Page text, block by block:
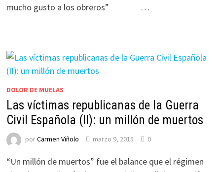
mucho gusto a los obreros” …
DOLOR DE MUELAS
Las víctimas republicanas de la Guerra
Civil Española (II): un millón de muertos
porCarmen Viñolo marzo 9, 2015 0
“Un millón de muertos” fue el balance que el régimen